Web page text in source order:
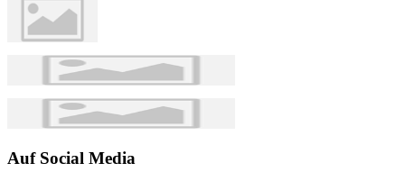
Auf Social Media